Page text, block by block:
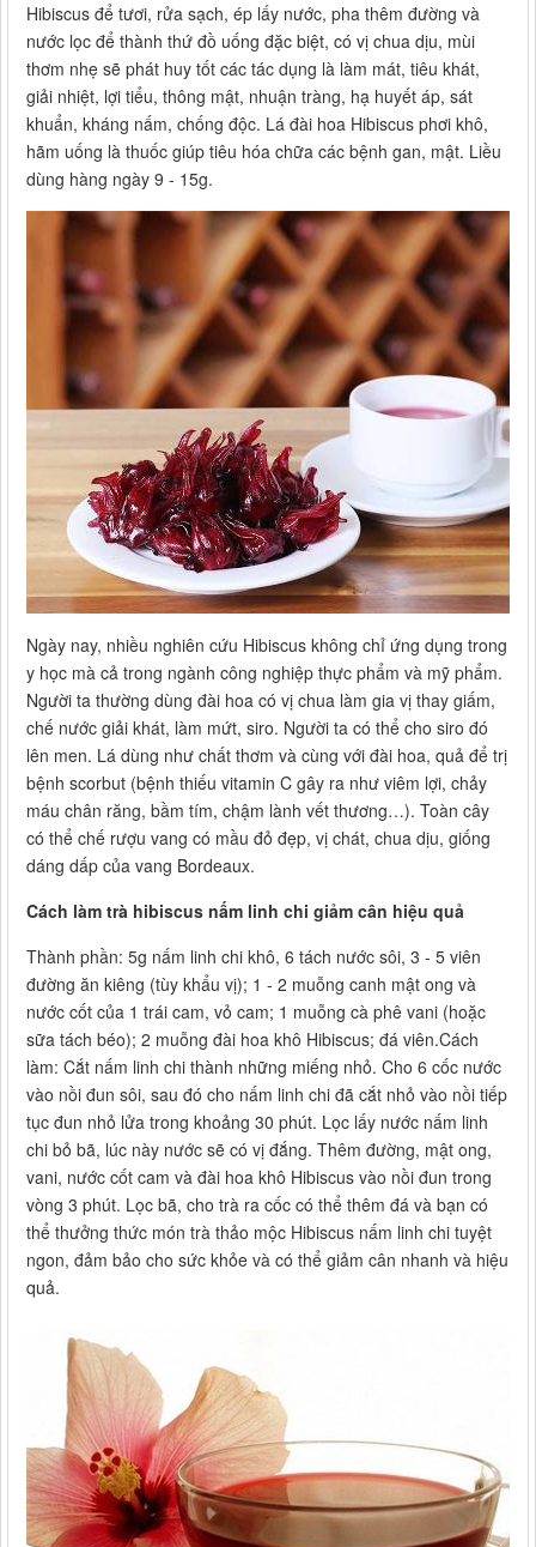
Hibiscus để tươi, rửa sạch, ép lấy nước, pha thêm đường và
nước lọc để thành thứ đồ uống đặc biệt, có vị chua dịu, mùi
thơm nhẹ sẽ phát huy tốt các tác dụng là làm mát, tiêu khát,
giải nhiệt, lợi tiểu, thông mật, nhuận tràng, hạ huyết áp, sát
khuẩn, kháng nấm, chống độc. Lá đài hoa Hibiscus phơi khô,
hãm uống là thuốc giúp tiêu hóa chữa các bệnh gan, mật. Liều
dùng hàng ngày 9 - 15g.
Ngày nay, nhiều nghiên cứu Hibiscus không chỉ ứng dụng trong
y học mà cả trong ngành công nghiệp thực phẩm và mỹ phẩm.
Người ta thường dùng đài hoa có vị chua làm gia vị thay giấm,
chế nước giải khát, làm mứt, siro. Người ta có thể cho siro đó
lên men. Lá dùng như chất thơm và cùng với đài hoa, quả để trị
bệnh scorbut (bệnh thiếu vitamin C gây ra như viêm lợi, chảy
máu chân răng, bầm tím, chậm lành vết thương…). Toàn cây
có thể chế rượu vang có mầu đỏ đẹp, vị chát, chua dịu, giống
dáng dấp của vang Bordeaux.
Cách làm trà hibiscus nấm linh chi giảm cân hiệu quả
Thành phần: 5g nấm linh chi khô, 6 tách nước sôi, 3 - 5 viên
đường ăn kiêng (tùy khẩu vị); 1 - 2 muỗng canh mật ong và
nước cốt của 1 trái cam, vỏ cam; 1 muỗng cà phê vani (hoặc
sữa tách béo); 2 muỗng đài hoa khô Hibiscus; đá viên.Cách
làm: Cắt nấm linh chi thành những miếng nhỏ. Cho 6 cốc nước
vào nồi đun sôi, sau đó cho nấm linh chi đã cắt nhỏ vào nồi tiếp
tục đun nhỏ lửa trong khoảng 30 phút. Lọc lấy nước nấm linh
chi bỏ bã, lúc này nước sẽ có vị đắng. Thêm đường, mật ong,
vani, nước cốt cam và đài hoa khô Hibiscus vào nồi đun trong
vòng 3 phút. Lọc bã, cho trà ra cốc có thể thêm đá và bạn có
thể thưởng thức món trà thảo mộc Hibiscus nấm linh chi tuyệt
ngon, đảm bảo cho sức khỏe và có thể giảm cân nhanh và hiệu
quả.